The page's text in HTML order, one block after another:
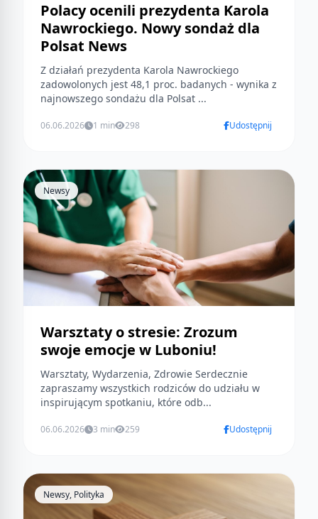
Polacy ocenili prezydenta Karola
Nawrockiego. Nowy sondaż dla
Polsat News
Z działań prezydenta Karola Nawrockiego
zadowolonych jest 48,1 proc. badanych - wynika z
najnowszego sondażu dla Polsat ...
06.06.2026 1 min 298 Udostępnij
Newsy
Warsztaty o stresie: Zrozum
swoje emocje w Luboniu!
Warsztaty, Wydarzenia, Zdrowie Serdecznie
zapraszamy wszystkich rodziców do udziału w
inspirującym spotkaniu, które odb...
06.06.2026 3 min 259 Udostępnij
Newsy, Polityka